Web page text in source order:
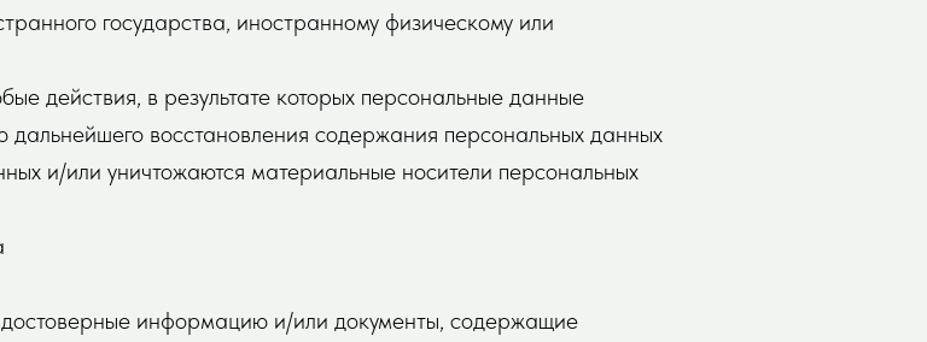
государства, иностранному физическому или
действия, в результате которых персональные данные
дальнейшего восстановления содержания персональных данных
и/или уничтожаются материальные носители персональных
информацию и/или документы, содержащие